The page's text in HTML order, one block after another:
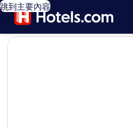
跳到主要內容
editorial